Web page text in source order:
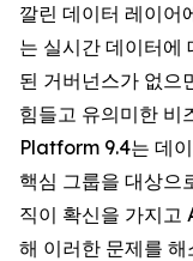
깔린 데이터 레이어
는 실시간 데이터에
된 거버넌스가 없으
힘들고 유의미한 비
Platform 9.4는 데
핵심 그룹을 대상으
직이 확신을 가지고
해 이러한 문제를 해